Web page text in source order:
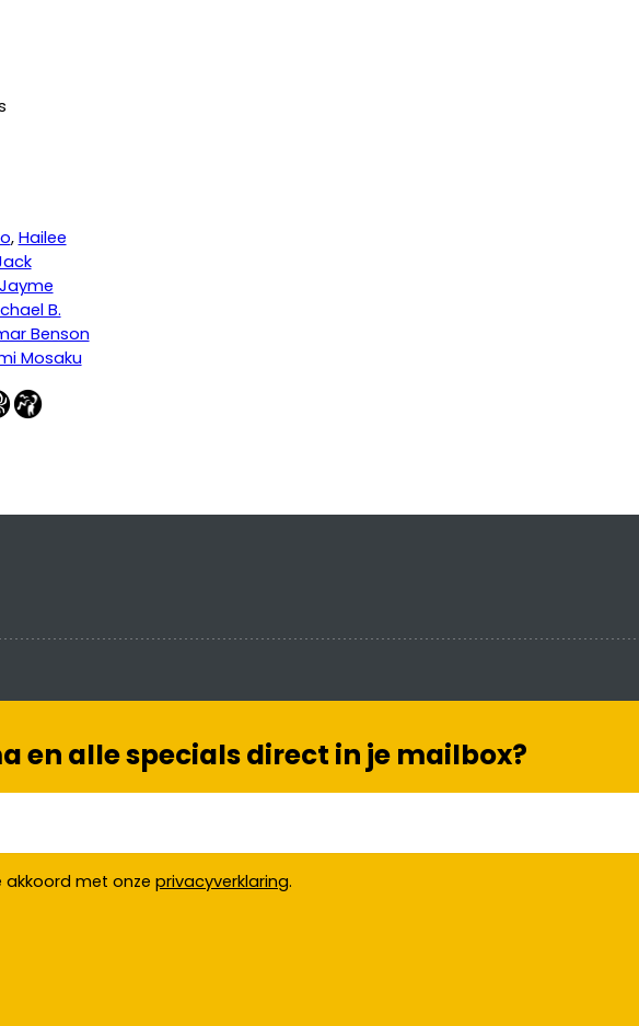
, Hailee
Jayme
B.
Benson
Mosaku
en alle specials direct in je mailbox?
akkoord met onze privacyverklaring.